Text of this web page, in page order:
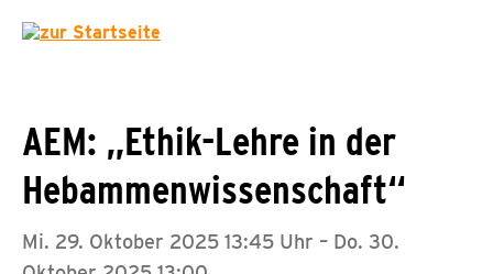
AEM: „Ethik-Lehre in der
Hebammenwissenschaft“
Mi. 29. Oktober 2025 13:45 Uhr – Do. 30.